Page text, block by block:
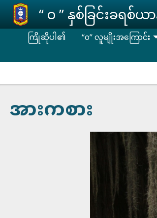
Skip to main content
‘‘ ဝ ’’ နှစ်ခြင်းခရစ်
ကြိုဆိုပါ၏ “၀” လူမျိုးအကြောင်း
အားကစား